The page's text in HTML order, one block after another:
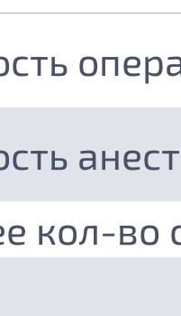
кол-во